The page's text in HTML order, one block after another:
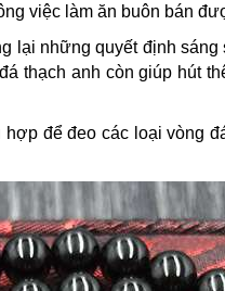
việc làm ăn buôn bán
lại những quyết định
thạch anh còn giúp hút
để đeo các loại vòng